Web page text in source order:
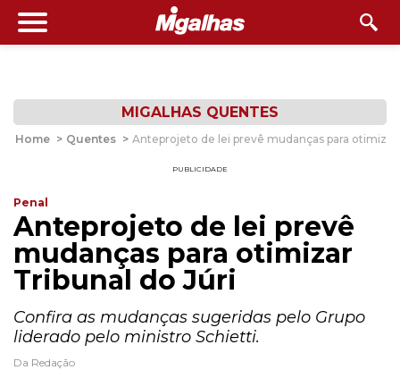
MIGALHAS QUENTES
Home > Quentes > Anteprojeto de lei prevê mudanças para otimizar
PUBLICIDADE
Penal
Anteprojeto de lei prevê
mudanças para otimizar
Tribunal do Júri
Confira as mudanças sugeridas pelo Grupo
liderado pelo ministro Schietti.
Da Redação